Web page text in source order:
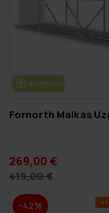
BEZ­MAK­SAS PIE­GĀ­DE
Fornorth Malkas
269,00 €
419,00 €
-42%